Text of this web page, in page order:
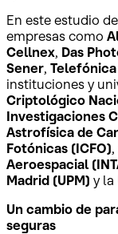
En este estudio
empresas como
Cellnex, Das
Sener, Telefónica
instituciones y
Criptológico
Investigaciones
Astrofísica de
Fotónicas (ICFO)
Aeroespacial
Madrid (UPM) y la
Un cambio de
seguras